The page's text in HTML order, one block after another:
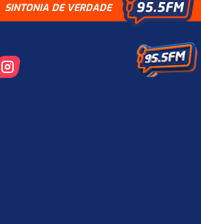
SINTONIA DE VERDADE